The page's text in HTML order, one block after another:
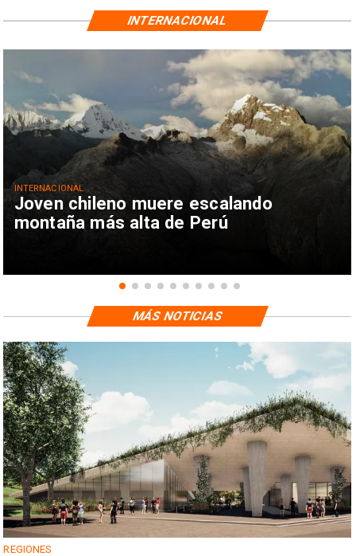
Joven chileno muere escalando
montaña más alta de Perú
INTERNACIONAL
INTERNACIONAL
REGIONES
MÁS NOTICIAS